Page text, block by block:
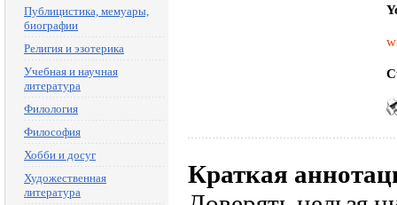
Публицистика, мемуары,
биографии
Религия и эзотерика
Учебная и научная
литература
Филология
Философия
Хобби и досуг
Художественная
литература
Краткая